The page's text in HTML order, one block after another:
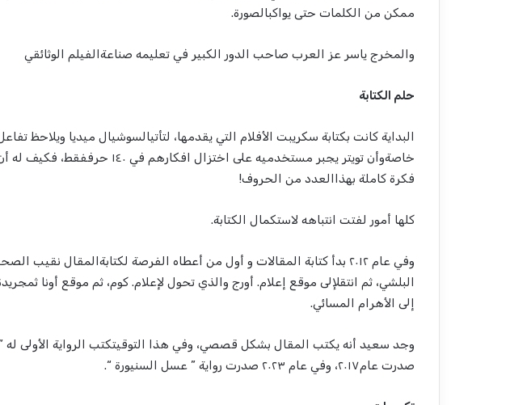
ممكن من الكلمات حتى يواكبالصورة.
والمخرج ياسر عز العرب صاحب الدور الكبير في تعليمه صناعةالفيلم الوثائقي
حلم الكتابة
البداية كانت بكتابة سكريبت الأفلام التي يقدمها، لتأتيالسوشيال ميديا ويلاحظ
خاصةوأن تويتر يجبر مستخدميه على اختزال افكارهم في حرففقط، فكيف له
فكرة كاملة بهذاالعدد من الحروف!
كلها أمور لفتت انتباهه لاستكمال الكتابة.
وفي عام بدأ كتابة المقالات و أول من أعطاه الفرصة لكتابةالمقال نقيب
البلشي، ثم انتقلإلى موقع إعلام. أورج والذي تحول لإعلام. كوم، ثم موقع أونا ثم
إلى الأهرام المسائي.
وجد سعيد أنه يكتب المقال بشكل قصصي، وفي هذا التوقيتكتب الرواية الأولى له ”
صدرت عام٢٠١٧، وفي عام صدرت رواية ” عسل السنيورة “.